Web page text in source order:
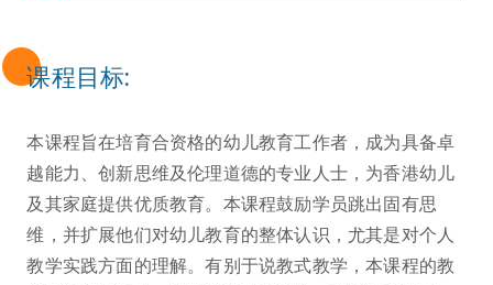
课程目标:
本课程旨在培育合资格的幼儿教育工作者，成为具备卓
越能力、创新思维及伦理道德的专业人士，为香港幼儿
及其家庭提供优质教育。本课程鼓励学员跳出固有思
维，并扩展他们对幼儿教育的整体认识，尤其是对个人
教学实践方面的理解。有别于说教式教学，本课程的教